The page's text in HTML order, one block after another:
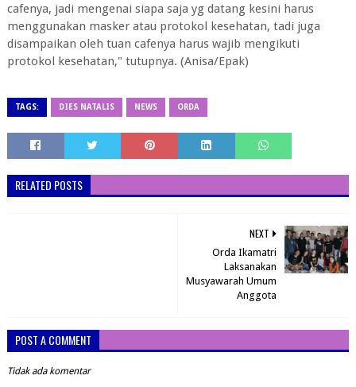
cafenya, jadi mengenai siapa saja yg datang kesini harus
menggunakan masker atau protokol kesehatan, tadi juga
disampaikan oleh tuan cafenya harus wajib mengikuti
protokol kesehatan," tutupnya. (Anisa/Epak)
TAGS: DIES NATALIS NEWS ORDA
RELATED POSTS
NEXT
Orda Ikamatri
Laksanakan
Musyawarah Umum
Anggota
POST A COMMENT
Tidak ada komentar